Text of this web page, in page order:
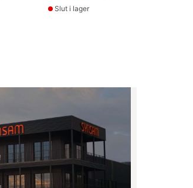
Slut i lager